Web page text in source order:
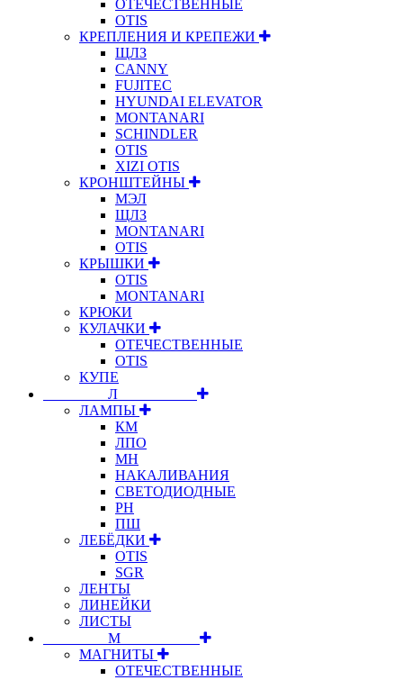
ОТЕЧЕСТВЕННЫЕ
OTIS
КРЕПЛЕНИЯ И КРЕПЕЖИ
ЩЛЗ
CANNY
FUJITEC
HYUNDAI ELEVATOR
MONTANARI
SCHINDLER
OTIS
XIZI OTIS
КРОНШТЕЙНЫ
МЭЛ
ЩЛЗ
MONTANARI
OTIS
КРЫШКИ
OTIS
MONTANARI
КРЮКИ
КУЛАЧКИ
ОТЕЧЕСТВЕННЫЕ
OTIS
КУПЕ
⠀⠀⠀⠀⠀⠀Л⠀⠀⠀⠀⠀⠀⠀
ЛАМПЫ
КМ
ЛПО
МН
НАКАЛИВАНИЯ
СВЕТОДИОДНЫЕ
РН
ПШ
ЛЕБЁДКИ
OTIS
SGR
ЛЕНТЫ
ЛИНЕЙКИ
ЛИСТЫ
⠀⠀⠀⠀⠀⠀М⠀⠀⠀⠀⠀⠀⠀
МАГНИТЫ
ОТЕЧЕСТВЕННЫЕ